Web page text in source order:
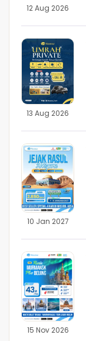
12 Aug 2026
13 Aug 2026
10 Jan 2027
15 Nov 2026